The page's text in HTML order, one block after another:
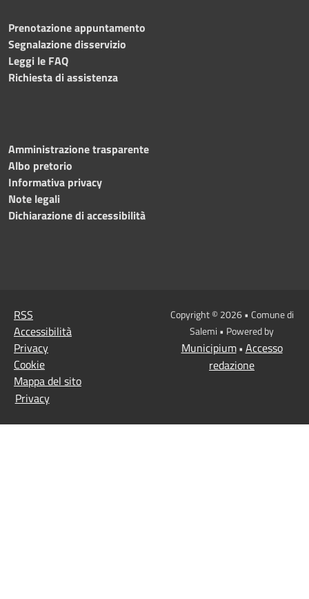
Prenotazione appuntamento
Segnalazione disservizio
Leggi le FAQ
Richiesta di assistenza
Amministrazione trasparente
Albo pretorio
Informativa privacy
Note legali
Dichiarazione di accessibilità
RSS
Accessibilità
Privacy
Cookie
Mappa del sito
Privacy
Copyright © 2026 • Comune di
Salemi • Powered by
Municipium• Accesso
redazione